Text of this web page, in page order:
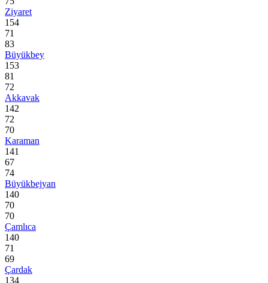
Ziyaret
154
71
83
Büyükbey
153
81
72
Akkavak
142
72
70
Karaman
141
67
74
Büyükbejyan
140
70
70
Çamlıca
140
71
69
Çardak
134